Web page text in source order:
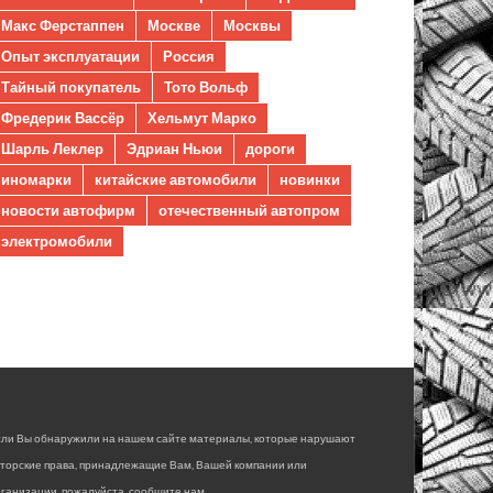
Макс Ферстаппен
Москве
Москвы
Опыт эксплуатации
Россия
Тайный покупатель
Тото Вольф
Фредерик Вассёр
Хельмут Марко
Шарль Леклер
Эдриан Ньюи
дороги
иномарки
китайские автомобили
новинки
новости автофирм
отечественный автопром
электромобили
Вы обнаружили на нашем сайте материалы, которые нарушают
права, принадлежащие Вам, Вашей компании или